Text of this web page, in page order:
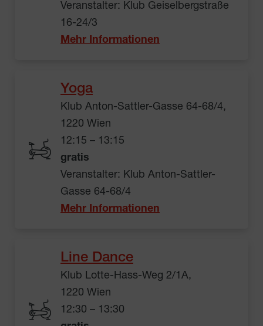
Veranstalter: Klub Geiselbergstraße
16-24/3
Mehr Informationen
Yoga
Klub Anton-Sattler-Gasse 64-68/4,
1220 Wien
12:15 – 13:15
gratis
Veranstalter: Klub Anton-Sattler-
Gasse 64-68/4
Mehr Informationen
Line Dance
Klub Lotte-Hass-Weg 2/1A,
1220 Wien
12:30 – 13:30